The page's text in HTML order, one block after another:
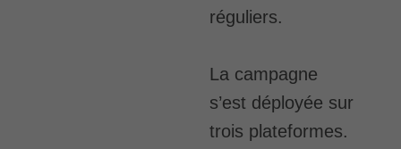
réguliers.
La campagne
s’est déployée sur
trois plateformes.